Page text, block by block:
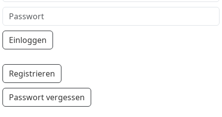
Registrieren
Passwort vergessen